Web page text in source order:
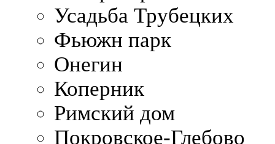
Усадьба Трубецких
Фьюжн парк
Онегин
Коперник
Римский дом
Покровское-Глебово